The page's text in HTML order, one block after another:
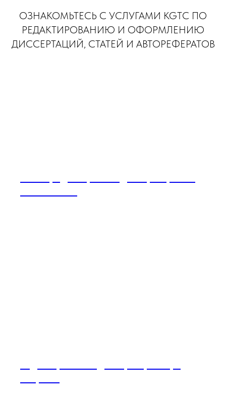
ОЗНАКОМЬТЕСЬ С УСЛУГАМИ KGTC ПО
РЕДАКТИРОВАНИЮ И ОФОРМЛЕНИЮ
ДИССЕРТАЦИЙ, СТАТЕЙ И АВТОРЕФЕРАТОВ